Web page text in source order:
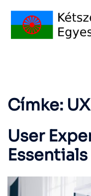
Címke:
User
Essentials